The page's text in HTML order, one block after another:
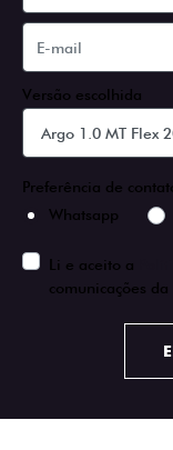
Versão escolhida
Preferência de
Whatsapp
Li e aceito a
comunicações da